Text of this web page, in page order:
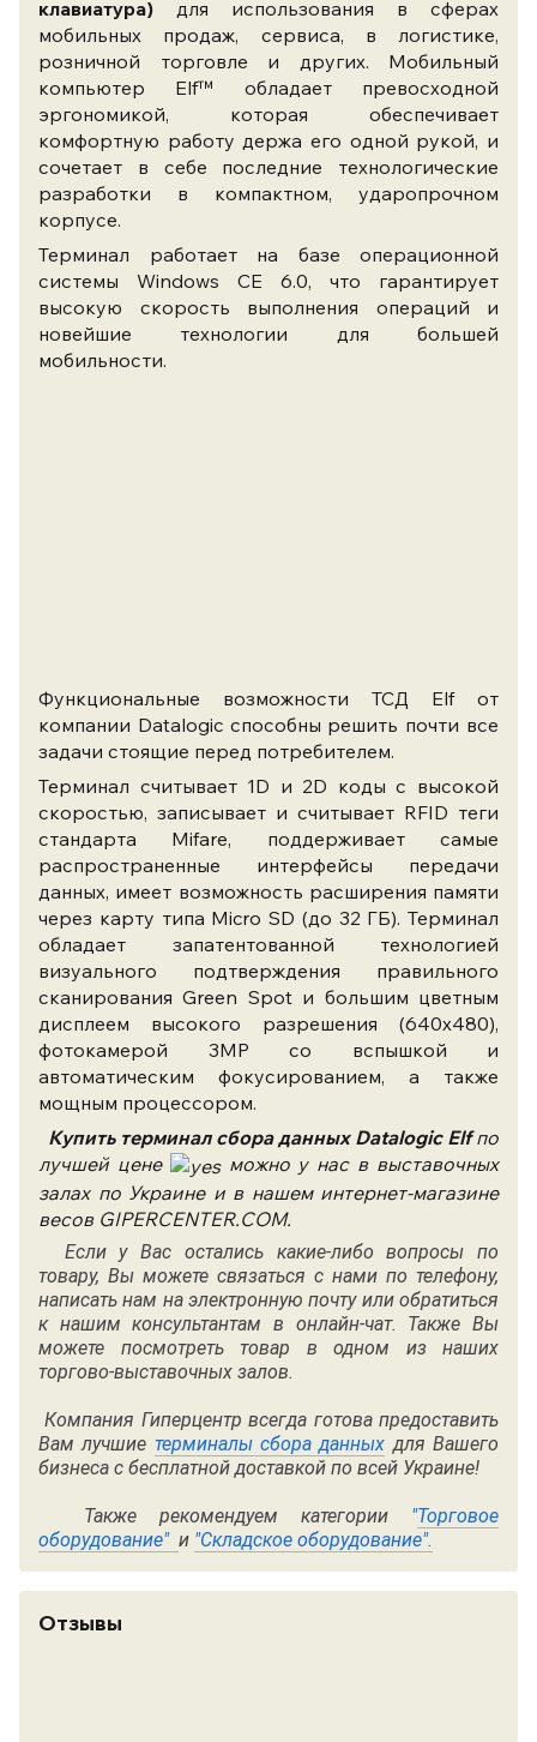
клавиатура) для использования в сферах
мобильных продаж, сервиса, в логистике,
розничной торговле и других. Мобильный
компьютер Elf™ обладает превосходной
эргономикой, которая обеспечивает
комфортную работу держа его одной рукой, и
сочетает в себе последние технологические
разработки в компактном, ударопрочном
корпусе.
Терминал работает на базе операционной
системы Windows CE 6.0, что гарантирует
высокую скорость выполнения операций и
новейшие технологии для большей
мобильности.
Функциональные возможности ТСД Elf от
компании Datalogic способны решить почти все
задачи стоящие перед потребителем.
Терминал считывает 1D и 2D коды с высокой
скоростью, записывает и считывает RFID теги
стандарта Mifare, поддерживает самые
распространенные интерфейсы передачи
данных, имеет возможность расширения памяти
через карту типа Micro SD (до 32 ГБ). Терминал
обладает запатентованной технологией
визуального подтверждения правильного
сканирования Green Spot и большим цветным
дисплеем высокого разрешения (640х480),
фотокамерой 3MP со вспышкой и
автоматическим фокусированием, а также
мощным процессором.
Купить терминал сбора данных Datalogic Elfпо
лучшей цене
можно у нас в выставочных
залах по Украине и в нашем интернет-магазине
весов GIPERCENTER.COM.
Если у Вас остались какие-либо вопросы по
товару, Вы можете связаться с нами по телефону,
написать нам на электронную почту или обратиться
к нашим консультантам в онлайн-чат. Также Вы
можете посмотреть товар в одном из наших
торгово-выставочных залов.
Компания Гиперцентр всегда готова предоставить
Вам лучшие терминалы сбора данных для Вашего
бизнеса с бесплатной доставкой по всей Украине!
Также рекомендуем категории "Торговое
оборудование" и "Складское оборудование".
Отзывы